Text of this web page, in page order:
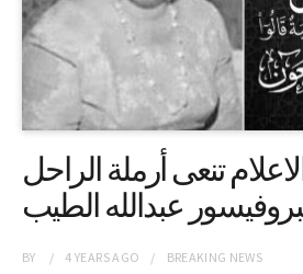
تنعى أرملة الراحل
عبدالله الطيب
BY 4 YEARSAGO BREAKING NEWS